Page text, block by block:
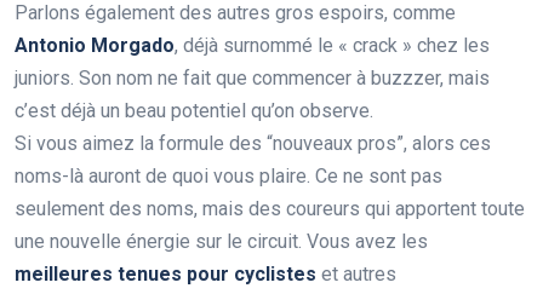
Parlons également des autres gros espoirs, comme
Antonio Morgado, déjà surnommé le « crack » chez les
juniors. Son nom ne fait que commencer à buzzzer, mais
c’est déjà un beau potentiel qu’on observe.
Si vous aimez la formule des “nouveaux pros”, alors ces
noms-là auront de quoi vous plaire. Ce ne sont pas
seulement des noms, mais des coureurs qui apportent toute
une nouvelle énergie sur le circuit. Vous avez les
meilleures tenues pour cyclistes et autres